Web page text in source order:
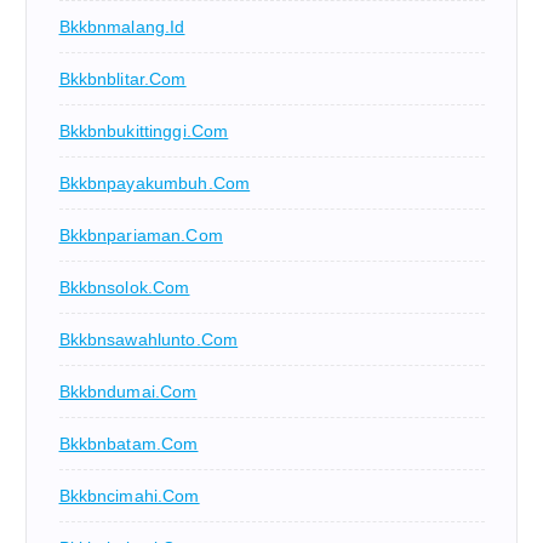
Bkkbnmalang.id
Bkkbnblitar.com
Bkkbnbukittinggi.com
Bkkbnpayakumbuh.com
Bkkbnpariaman.com
Bkkbnsolok.com
Bkkbnsawahlunto.com
Bkkbndumai.com
Bkkbnbatam.com
Bkkbncimahi.com